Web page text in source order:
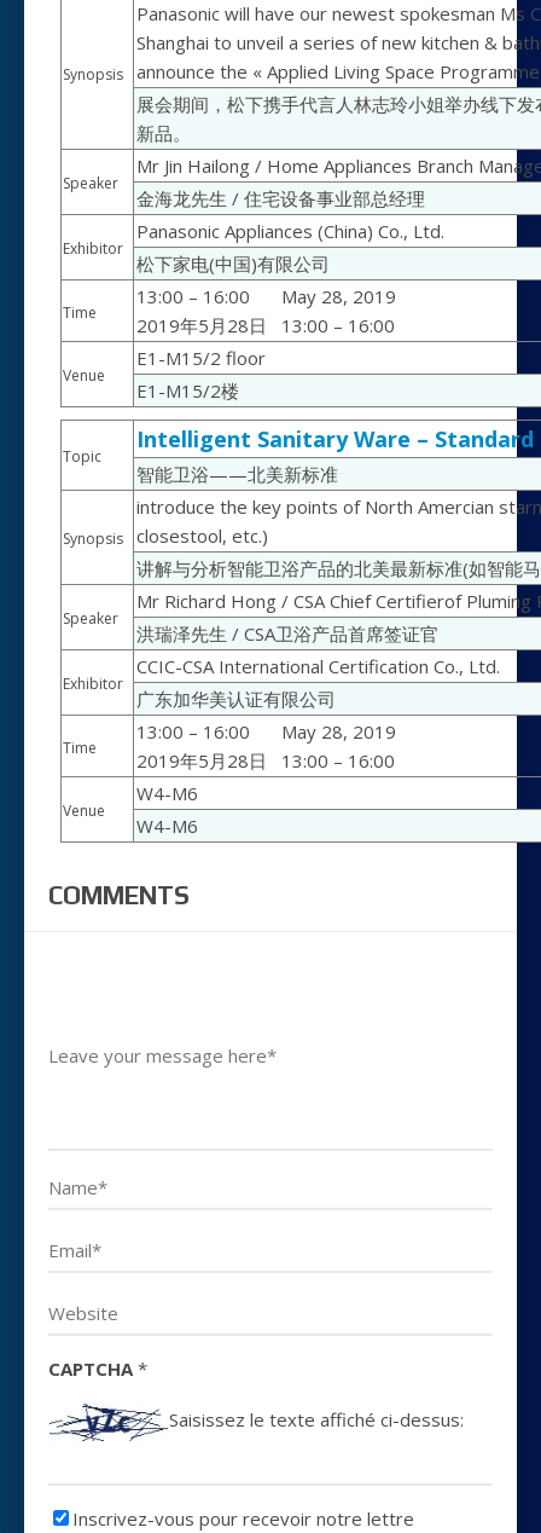
Synopsis
Panasonic will have our newest spokesman Ms
Shanghai to unveil a series of new kitchen &
announce the « Applied Living Space
展会期间，松下携手代言人林志玲小姐举办线下
新品。
Speaker
Mr Jin Hailong / Home Appliances Branch
金海龙先生 / 住宅设备事业部总经理
Exhibitor
Panasonic Appliances (China) Co., Ltd.
松下家电(中国)有限公司
Time
13:00 – 16:00
May 28, 2019
2019年5月28日
13:00 – 16:00
Venue
E1-M15/2 floor
E1-M15/2楼
Topic
Intelligent Sanitary Ware –
智能卫浴——北美新标准
Synopsis
introduce the key points of North Amercian
closestool, etc.)
讲解与分析智能卫浴产品的北美最新标准(如智能
Speaker
Mr Richard Hong / CSA Chief Certifierof Pluming
洪瑞泽先生 / CSA卫浴产品首席签证官
Exhibitor
CCIC-CSA International Certification Co., Ltd.
广东加华美认证有限公司
Time
13:00 – 16:00
May 28, 2019
2019年5月28日
13:00 – 16:00
Venue
W4-M6
W4-M6
COMMENTS
CAPTCHA*
Saisissez le texte affiché ci-dessus:
Inscrivez-vous pour recevoir notre lettre